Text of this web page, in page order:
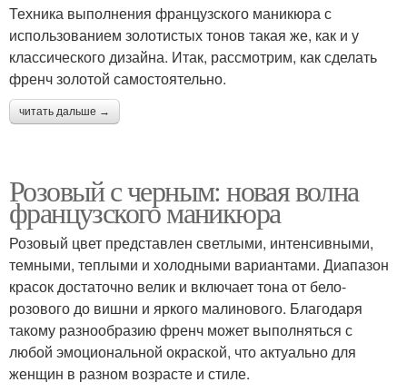
Техника выполнения французского маникюра с
использованием золотистых тонов такая же, как и у
классического дизайна. Итак, рассмотрим, как сделать
френч золотой самостоятельно.
читать дальше →
Розовый с черным: новая волна
французского маникюра
Розовый цвет представлен светлыми, интенсивными,
темными, теплыми и холодными вариантами. Диапазон
красок достаточно велик и включает тона от бело-
розового до вишни и яркого малинового. Благодаря
такому разнообразию френч может выполняться с
любой эмоциональной окраской, что актуально для
женщин в разном возрасте и стиле.